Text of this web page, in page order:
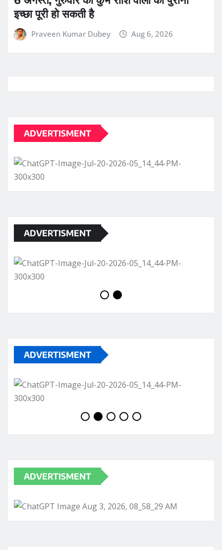
इच्छा पूरी हो सकती है
Praveen Kumar Dubey Aug 6, 2026
ADVERTISMENT
ADVERTISMENT
ADVERTISMENT
ADVERTISMENT